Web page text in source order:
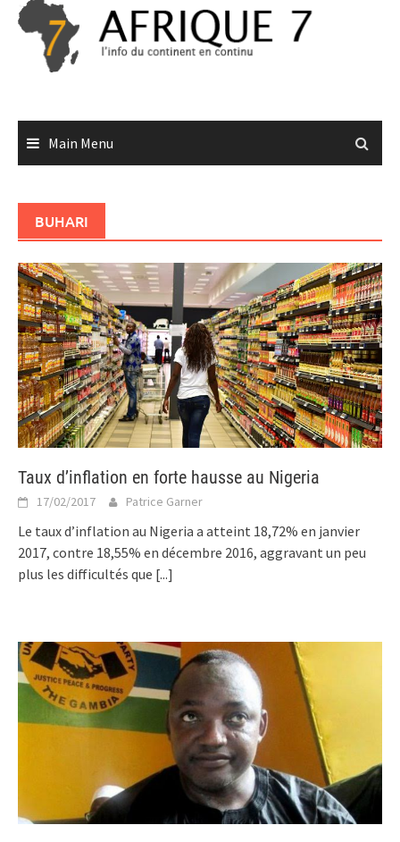
Skip
content
Main Menu
BUHARI
Taux d’inflation en forte hausse au Nigeria
17/02/2017 Patrice Garner
Le taux d’inflation au Nigeria a atteint 18,72% en janvier
2017, contre 18,55% en décembre 2016, aggravant un peu
plus les difficultés que [...]